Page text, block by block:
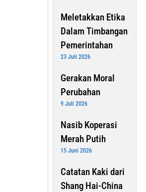
Meletakkan Etika
Dalam Timbangan
Pemerintahan
23 Juli 2026
Gerakan Moral
Perubahan
9 Juli 2026
Nasib Koperasi
Merah Putih
15 Juni 2026
Catatan Kaki dari
Shang Hai-China